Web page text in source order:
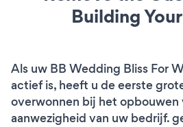
Building
Als uw BB Wedding Bliss For
actief is, heeft u de eerste
overwonnen bij het opbouwen
aanwezigheid van uw bedrijf.